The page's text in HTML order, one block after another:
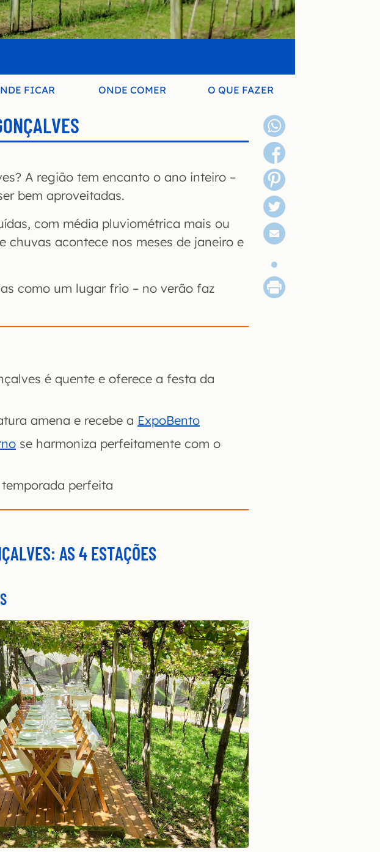
FICAR ONDE COMER O QUE FAZER
A região tem encanto o ano inteiro –
bem aproveitadas.
com média pluviométrica mais ou
chuvas acontece nos meses de janeiro e
como um lugar frio – no verão faz
é quente e oferece a festa da
amena e recebe a ExpoBento
se harmoniza perfeitamente com o
perfeita
AS 4 ESTAÇÕES